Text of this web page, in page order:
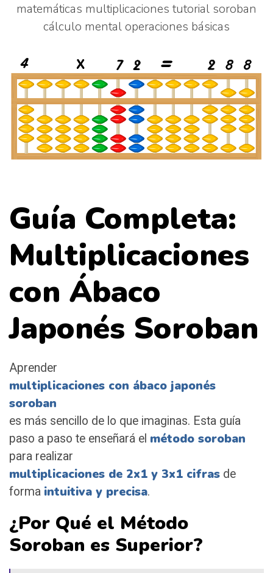
matemáticas multiplicaciones tutorial soroban
cálculo mentaloperaciones básicas
Guía Completa:
Multiplicaciones
con Ábaco
Japonés Soroban
Aprender
multiplicaciones con ábaco japonés
soroban
es más sencillo de lo que imaginas. Esta guía
paso a paso te enseñará el método soroban
para realizar
multiplicaciones de 2x1 y 3x1 cifras de
forma intuitiva y precisa.
¿Por Qué el Método
Soroban es Superior?